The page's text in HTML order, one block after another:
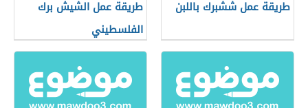
طريقة عمل ششبرك باللبن
طريقة عمل الشيش برك
الفلسطيني